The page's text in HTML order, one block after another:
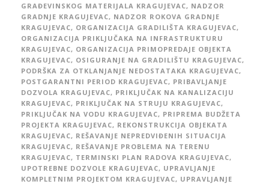
GRAĐEVINSKOG MATERIJALA KRAGUJEVAC, NADZOR
GRADNJE KRAGUJEVAC, NADZOR ROKOVA GRADNJE
KRAGUJEVAC, ORGANIZACIJA GRADILIŠTA KRAGUJEVAC,
ORGANIZACIJA PRIKLJUČAKA NA INFRASTRUKTURU
KRAGUJEVAC, ORGANIZACIJA PRIMOPREDAJE OBJEKTA
KRAGUJEVAC, OSIGURANJE NA GRADILIŠTU KRAGUJEVAC,
PODRŠKA ZA OTKLANJANJE NEDOSTATAKA KRAGUJEVAC,
POSTGARANTNI PERIOD KRAGUJEVAC, PRIBAVLJANJE
DOZVOLA KRAGUJEVAC, PRIKLJUČAK NA KANALIZACIJU
KRAGUJEVAC, PRIKLJUČAK NA STRUJU KRAGUJEVAC,
PRIKLJUČAK NA VODU KRAGUJEVAC, PRIPREMA BUDŽETA
PROJEKTA KRAGUJEVAC, REKONSTRUKCIJA OBJEKATA
KRAGUJEVAC, REŠAVANJE NEPREDVIĐENIH SITUACIJA
KRAGUJEVAC, REŠAVANJE PROBLEMA NA TERENU
KRAGUJEVAC, TERMINSKI PLAN RADOVA KRAGUJEVAC,
UPOTREBNE DOZVOLE KRAGUJEVAC, UPRAVLJANJE
KOMPLETNIM PROJEKTOM KRAGUJEVAC, UPRAVLJANJE